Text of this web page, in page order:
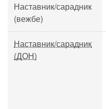
Наставник/сарадник
(вежбе)
Наставник/сарадник
(ДОН)